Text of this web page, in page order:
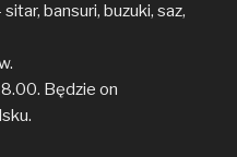
bansuri, buzuki, saz,
Będzie on